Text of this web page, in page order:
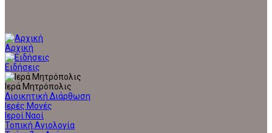
Αρχική
Ειδήσεις
Ιερά Μητρόπολις
Διοικητική Διάρθωση
Ιερές Μονές
Ιεροί Ναοί
Τοπική Αγιολογία